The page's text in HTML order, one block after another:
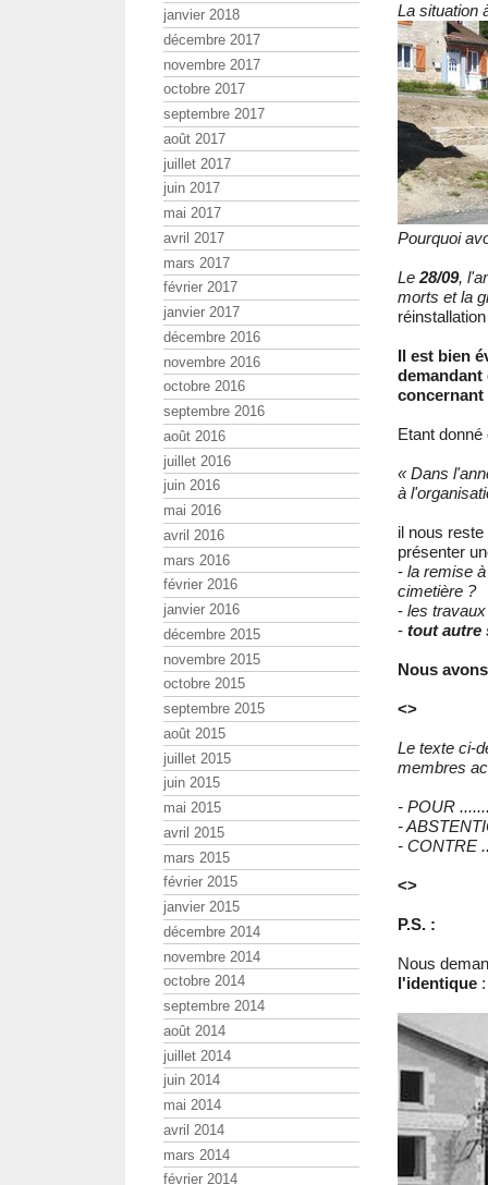
La situation
Pourquoi
Le 28/09,
morts et la
Il est bien
concernant
Etant donné
« Dans
à
il nous
présenter
- la remise
cimetière ?
- les
- tout autre
Nous
<>
Le texte ci-
membres
- POUR
-
- CONTRE
<>
P.S. :
Nous
l'identique :
janvier 2018
décembre 2017
novembre 2017
octobre 2017
septembre 2017
août 2017
juillet 2017
juin 2017
mai 2017
avril 2017
mars 2017
février 2017
janvier 2017
décembre 2016
novembre 2016
octobre 2016
septembre 2016
août 2016
juillet 2016
juin 2016
mai 2016
avril 2016
mars 2016
février 2016
janvier 2016
décembre 2015
novembre 2015
octobre 2015
septembre 2015
août 2015
juillet 2015
juin 2015
mai 2015
avril 2015
mars 2015
février 2015
janvier 2015
décembre 2014
novembre 2014
octobre 2014
septembre 2014
août 2014
juillet 2014
juin 2014
mai 2014
avril 2014
mars 2014
février 2014